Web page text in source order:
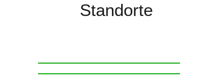
Standorte